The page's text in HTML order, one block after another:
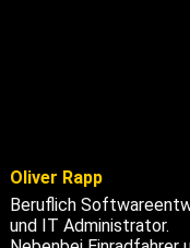
Oliver Rapp
Beruflich
und IT Administrator.